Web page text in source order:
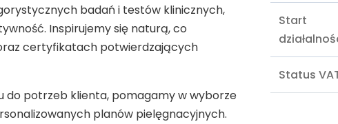
badań i testów klinicznych,
Inspirujemy się naturą, co
certyfikatach potwierdzających
do potrzeb klienta, pomagamy w wyborze
planów pielęgnacyjnych.
Start
Status